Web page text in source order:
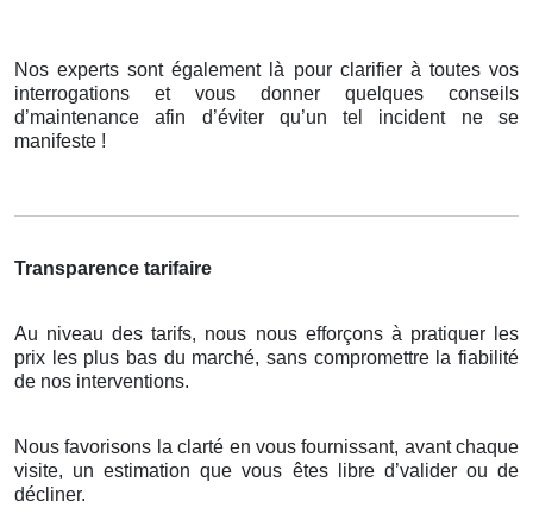
Nos experts sont également là pour clarifier à toutes vos
interrogations et vous donner quelques conseils
d’maintenance afin d’éviter qu’un tel incident ne se
manifeste !
Transparence tarifaire
Au niveau des tarifs, nous nous efforçons à pratiquer les
prix les plus bas du marché, sans compromettre la fiabilité
de nos interventions.
Nous favorisons la clarté en vous fournissant, avant chaque
visite, un estimation que vous êtes libre d’valider ou de
décliner.